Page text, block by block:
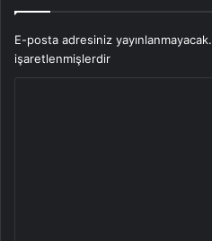
E-posta adresiniz yayınlanmayacak.
işaretlenmişlerdir